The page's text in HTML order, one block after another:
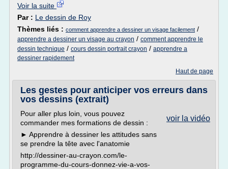
Voir la suite
Par : Le dessin de Roy
Thèmes liés : comment apprendre a dessiner un visage facilement /
apprendre a dessiner un visage au crayon / comment apprendre le
dessin technique / cours dessin portrait crayon / apprendre a
dessiner rapidement
Haut de page
Les gestes pour anticiper vos erreurs dans
vos dessins (extrait)
voir la vidéo
Pour aller plus loin, vous pouvez
commander mes formations de dessin :
► Apprendre à dessiner les attitudes sans
se prendre la tête avec l'anatomie
http://dessiner-au-crayon.com/le-
programme-du-cours-donnez-vie-a-vos-